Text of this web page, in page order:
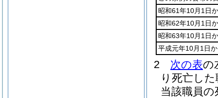
昭和61年10月1日
昭和62年10月1日
昭和63年10月1日
平成元年10月1日
2 次の表の
り死亡し
当該職員